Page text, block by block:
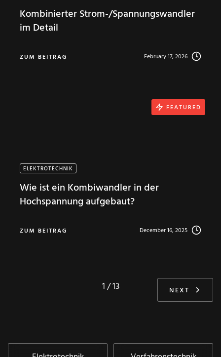
Kombinierter Strom-/Spannungswandler
im Detail
ZUM BEITRAG February 17, 2026
ELEKTROTECHNIK
Wie ist ein Kombiwandler in der
Hochspannung aufgebaut?
ZUM BEITRAG December 16, 2025
FEATURED
1 / 13 NEXT